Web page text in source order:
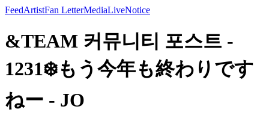
FeedArtistFan LetterMediaLiveNotice
&TEAM 커뮤니티 포스트 -
1231❄️もう今年も終わりです
ねー - JO